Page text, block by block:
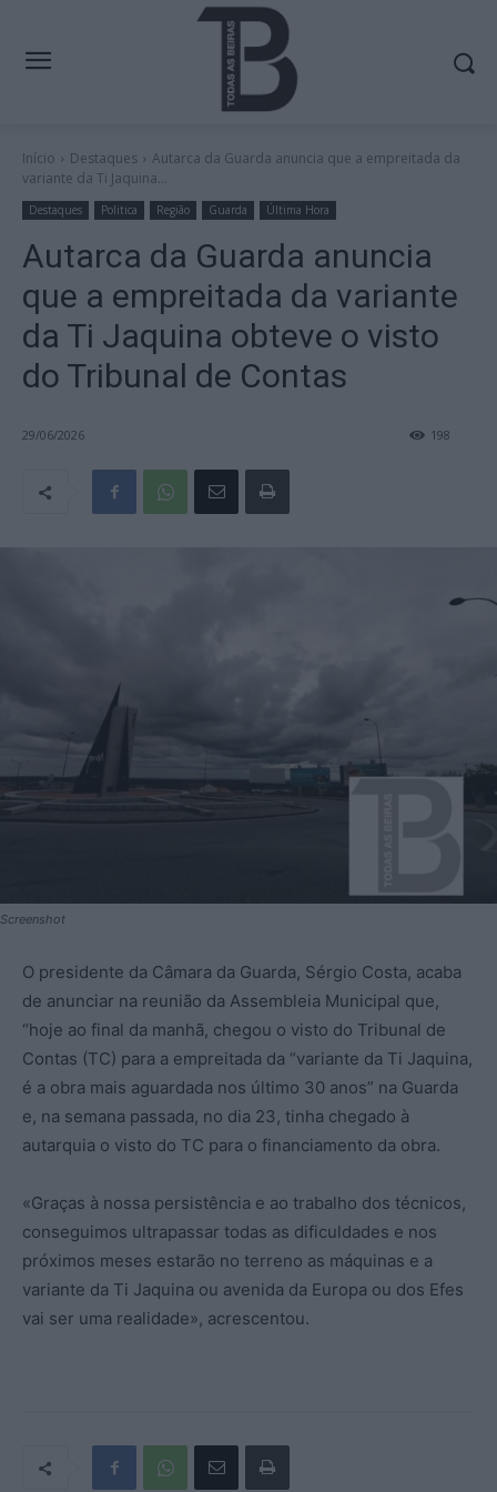
Início Destaques
Autarca da Guarda anuncia que a empreitada da
variante da Ti Jaquina...
Destaques Politica Região Guarda Última Hora
Autarca da Guarda anuncia
que a empreitada da variante
da Ti Jaquina obteve o visto
do Tribunal de Contas
29/06/2026 198
Screenshot
O presidente da Câmara da Guarda, Sérgio Costa, acaba
de anunciar na reunião da Assembleia Municipal que,
“hoje ao final da manhã, chegou o visto do Tribunal de
Contas (TC) para a empreitada da “variante da Ti Jaquina,
é a obra mais aguardada nos último 30 anos” na Guarda
e, na semana passada, no dia 23, tinha chegado à
autarquia o visto do TC para o financiamento da obra.
«Graças à nossa persistência e ao trabalho dos técnicos,
conseguimos ultrapassar todas as dificuldades e nos
próximos meses estarão no terreno as máquinas e a
variante da Ti Jaquina ou avenida da Europa ou dos Efes
vai ser uma realidade», acrescentou.